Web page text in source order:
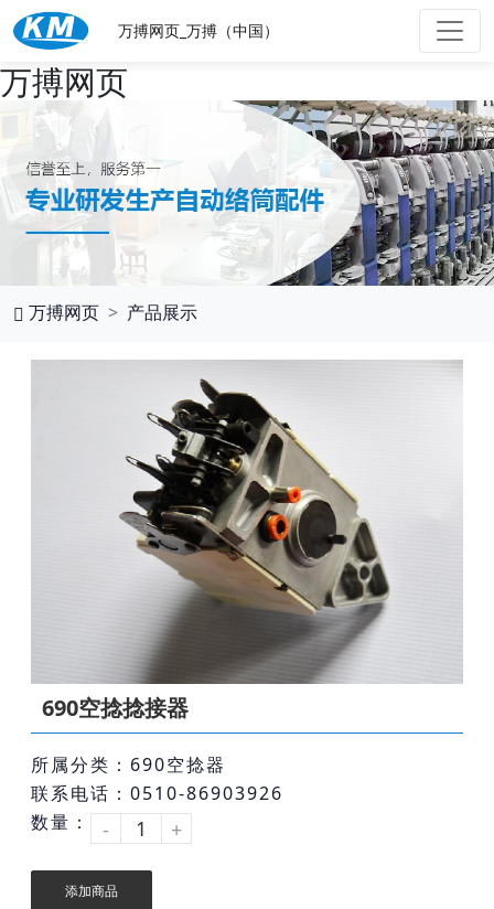
万搏网页
万搏网页_万搏（中国）
万搏网页 产品展示
690空捻捻接器
所属分类：690空捻器
联系电话：0510-86903926
数量：
- +
添加商品